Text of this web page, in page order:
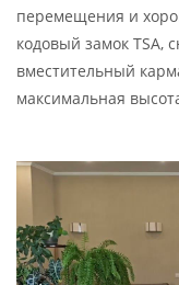
перемещения и
кодовый замок TSA,
вместительный
максимальная